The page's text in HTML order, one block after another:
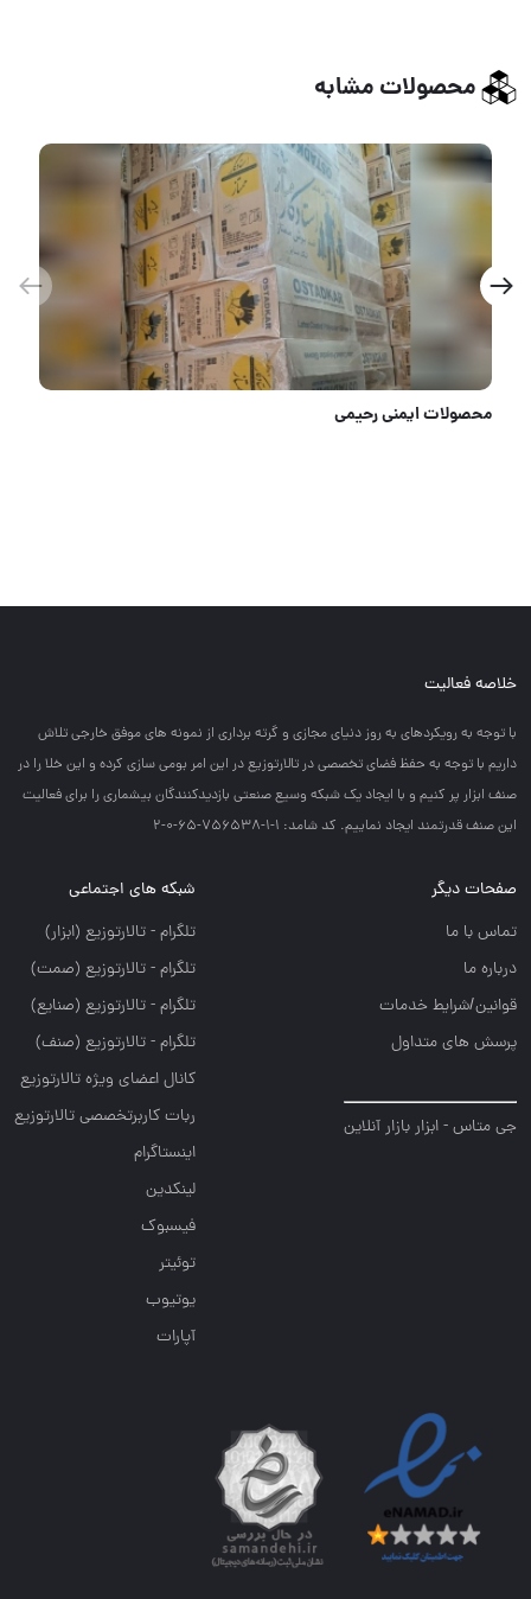
محصولات مشابه
خلاصه فعالیت
با توجه به رويكردهاي به روز دنياي مجازي و گرته برداري از نمونه هاي موفق خارجي تلاش
داريم با توجه به حفظ فضاي تخصصي در تالارتوزيع در اين امر بومي سازي كرده و اين خلا را در
صنف ابزار پر كنيم و با ايجاد يك شبكه وسيع صنعتي بازديدكنندگان بيشماري را براي فعاليت
اين صنف قدرتمند ايجاد نماييم. کد شامد: 1-1-756538-65-0-2
صفحات دیگر
تماس با ما
درباره ما
قوانین/شرایط خدمات
پرسش های متداول
جی متاس - ابزار بازار آنلاین
شبکه های اجتماعی
تلگرام - تالارتوزيع (ابزار)
تلگرام - تالارتوزيع (صمت)
تلگرام - تالارتوزيع (صنايع)
تلگرام - تالارتوزیع (صنف)
کانال اعضای ویژه تالارتوزیع
ربات کاربرتخصصی تالارتوزیع
اینستاگرام
لینکدین
فیسبوک
توئیتر
یوتیوب
آپارات